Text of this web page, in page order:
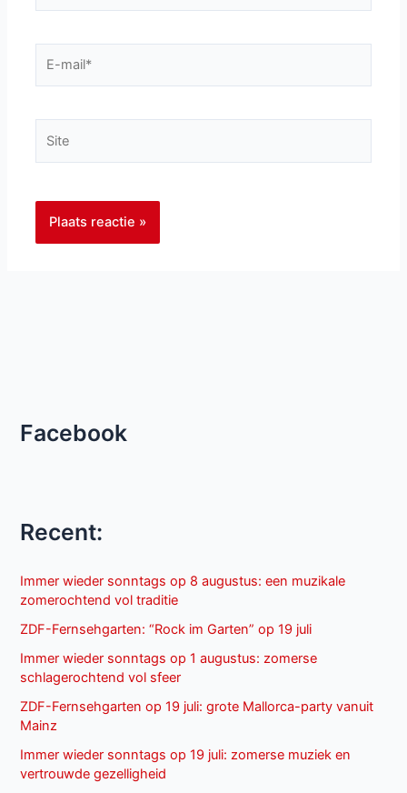
Facebook
Recent:
Immer wieder sonntags op 8 augustus: een muzikale
zomerochtend vol traditie
ZDF-Fernsehgarten: “Rock im Garten” op 19 juli
Immer wieder sonntags op 1 augustus: zomerse
schlagerochtend vol sfeer
ZDF-Fernsehgarten op 19 juli: grote Mallorca-party vanuit
Mainz
Immer wieder sonntags op 19 juli: zomerse muziek en
vertrouwde gezelligheid